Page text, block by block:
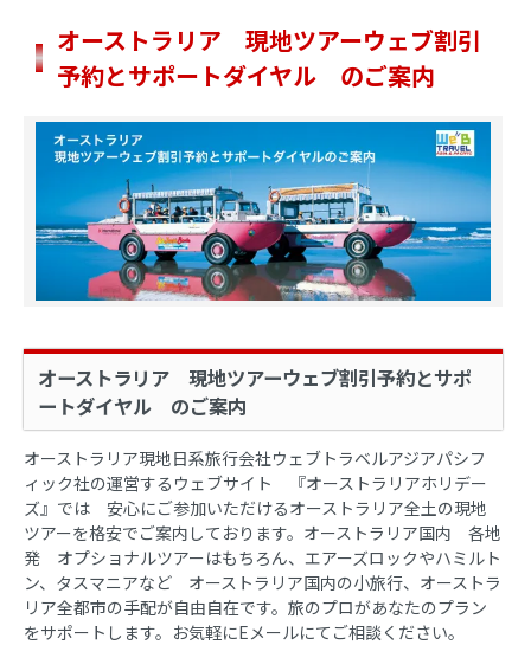
オーストラリア 現地ツアーウェブ割引
予約とサポートダイヤル のご案内
オーストラリア 現地ツアーウェブ割引予約とサポ
ートダイヤル のご案内
オーストラリア現地日系旅行会社ウェブトラベルアジアパシフ
ィック社の運営するウェブサイト 『オーストラリアホリデー
ズ』では 安心にご参加いただけるオーストラリア全土の現地
ツアーを格安でご案内しております。オーストラリア国内 各地
発 オプショナルツアーはもちろん、エアーズロックやハミルト
ン、タスマニアなど オーストラリア国内の小旅行、オーストラ
リア全都市の手配が自由自在です。旅のプロがあなたのプラン
をサポートします。お気軽にEメールにてご相談ください。